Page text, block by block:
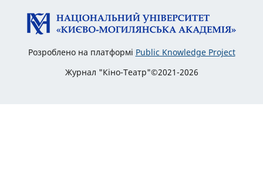
Розроблено на платформі Public Knowledge Project
Журнал "Кіно-Театр"©2021-2026